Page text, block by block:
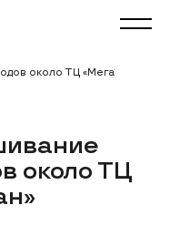
около ТЦ «Мега
около ТЦ